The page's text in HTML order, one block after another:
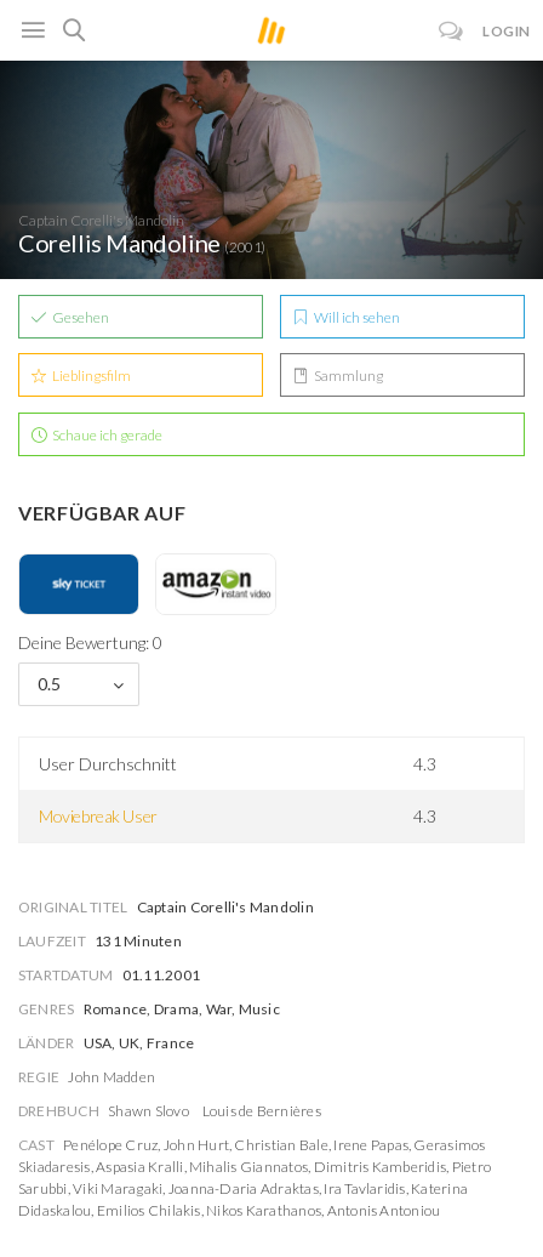
LOGIN
Captain Corelli's Mandolin
Corellis Mandoline(2001)
Gesehen Will ich sehen
Lieblingsfilm Sammlung
Schaue ich gerade
VERFÜGBAR AUF
Deine Bewertung: 0
0.5
User Durchschnitt 4.3
Moviebreak User 4.3
ORIGINAL TITEL Captain Corelli's Mandolin
LAUFZEIT 131 Minuten
STARTDATUM
01.11.2001
GENRES Romance, Drama, War, Music
LÄNDER USA, UK, France
REGIE John Madden
DREHBUCH Shawn Slovo
Louis de Bernières
CAST Penélope Cruz, John Hurt, Christian Bale, Irene Papas, Gerasimos
Skiadaresis,Aspasia Kralli, Mihalis Giannatos, Dimitris Kamberidis, Pietro
Sarubbi,Viki Maragaki, Joanna-Daria Adraktas, Ira Tavlaridis, Katerina
Didaskalou, Emilios Chilakis, Nikos Karathanos, Antonis Antoniou